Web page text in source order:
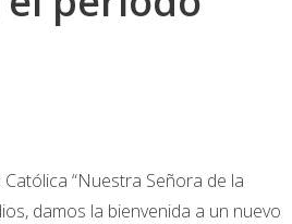
“Nuestra Señora de la
damos la bienvenida a un nuevo